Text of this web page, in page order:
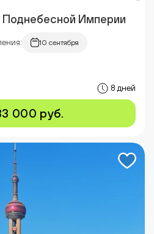
Поднебесной Империи
10 сентября
8 дней
000 руб.